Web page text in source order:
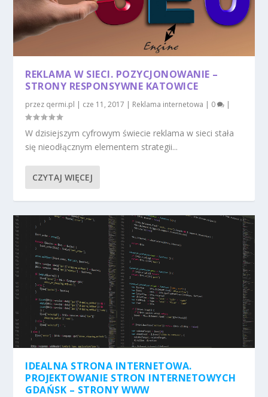
REKLAMA W SIECI. POZYCJONOWANIE –
STRONY RESPONSYWNE KATOWICE
przez qermi.pl | cze 11, 2017 | Reklama internetowa | 0 |
W dzisiejszym cyfrowym świecie reklama w sieci stała
się nieodłącznym elementem strategii...
CZYTAJ WIĘCEJ
IDEALNA STRONA INTERNETOWA.
PROJEKTOWANIE STRON INTERNETOWYCH
GDAŃSK – STRONY WWW